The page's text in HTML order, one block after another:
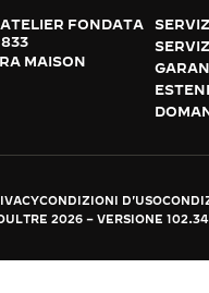
SEGNATEMPO
PERPETUAL
ODYSSEY
MESTIERI
FONDATA
MAISON
CONDIZIONI D'USO
2026
VERSIONE